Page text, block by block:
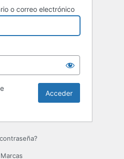
o correo electrónico